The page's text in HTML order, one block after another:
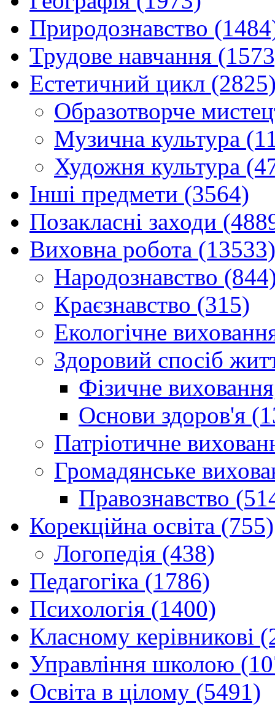
Природознавство
Трудове навчання
Естетичний цикл
Образотворче
Музична культура
Художня культура
Інші предмети (3564)
Позакласні заходи
Виховна робота (13533)
Народознавство
Краєзнавство (315)
Екологічне
Здоровий спосіб
Фізичне
Основи здоров'я
Патріотичне
Громадянське
Правознавство
Корекційна освіта (755)
Логопедія (438)
Педагогіка (1786)
Психологія (1400)
Класному керівникові
Управління школою
Освіта в цілому (5491)